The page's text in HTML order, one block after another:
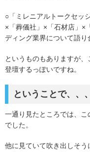
○「ミレニアルトークセッ
×「葬儀社」×「石材店」×
ディング業界について語り
というものもありますが
登壇するっぽいですね。
ということで、、、
一通り見たところでは、
でした。
他に見ていて吹き出しそう